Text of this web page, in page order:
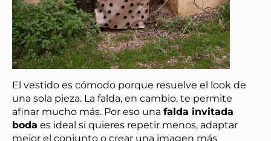
El vestido es cómodo porque resuelve el look de
una sola pieza. La falda, en cambio, te permite
afinar mucho más. Por eso una falda invitada
boda es ideal si quieres repetir menos, adaptar
mejor el conjunto o crear una imagen más